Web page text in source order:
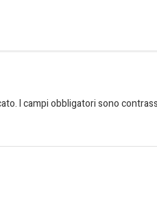
I campi obbligatori sono